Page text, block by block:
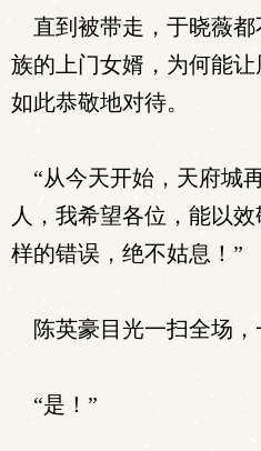
直到被带走，于晓薇都
族的上门女婿，为何能让
如此恭敬地对待。
“从今天开始，天府城
人，我希望各位，能以
样的错误，绝不姑息！”
陈英豪目光一扫全场，
“是！”